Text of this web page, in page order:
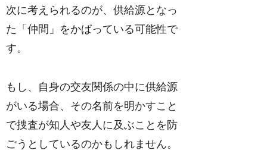
次に考えられるのが、供給源となっ
た「仲間」をかばっている可能性で
す。
もし、自身の交友関係の中に供給源
がいる場合、その名前を明かすこと
で捜査が知人や友人に及ぶことを防
ごうとしているのかもしれません。